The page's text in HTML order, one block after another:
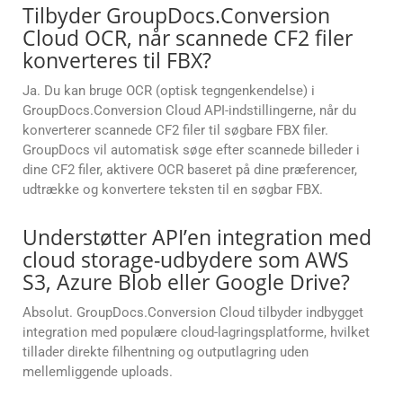
Tilbyder GroupDocs.Conversion
Cloud OCR, når scannede CF2 filer
konverteres til FBX?
Ja. Du kan bruge OCR (optisk tegngenkendelse) i
GroupDocs.Conversion Cloud API-indstillingerne, når du
konverterer scannede CF2 filer til søgbare FBX filer.
GroupDocs vil automatisk søge efter scannede billeder i
dine CF2 filer, aktivere OCR baseret på dine præferencer,
udtrække og konvertere teksten til en søgbar FBX.
Understøtter API’en integration med
cloud storage-udbydere som AWS
S3, Azure Blob eller Google Drive?
Absolut. GroupDocs.Conversion Cloud tilbyder indbygget
integration med populære cloud-lagringsplatforme, hvilket
tillader direkte filhentning og outputlagring uden
mellemliggende uploads.